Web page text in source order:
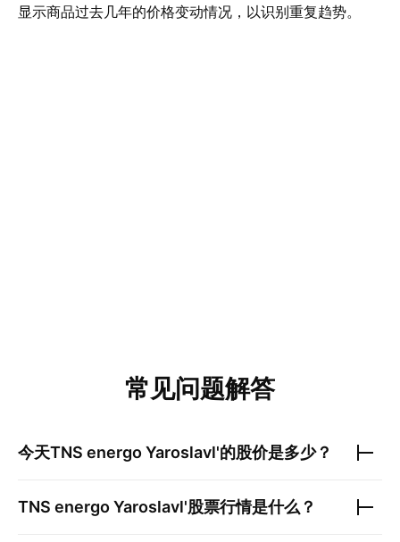
显示商品过去几年的价格变动情况，以识别重复趋势。
常见问题解答
今天TNS energo Yaroslavl'的股价是多少？
TNS energo Yaroslavl'股票行情是什么？